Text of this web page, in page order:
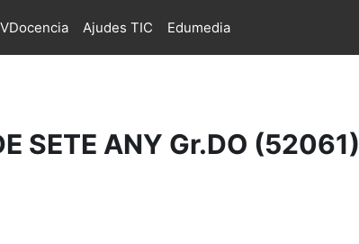
Ajudes TIC Edumedia
SETE ANY Gr.DO (52061)